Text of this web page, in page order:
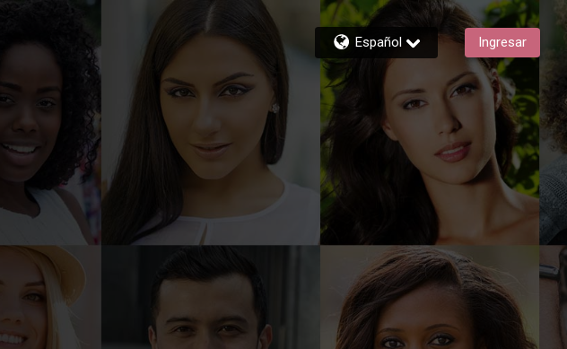
Español Ingresar